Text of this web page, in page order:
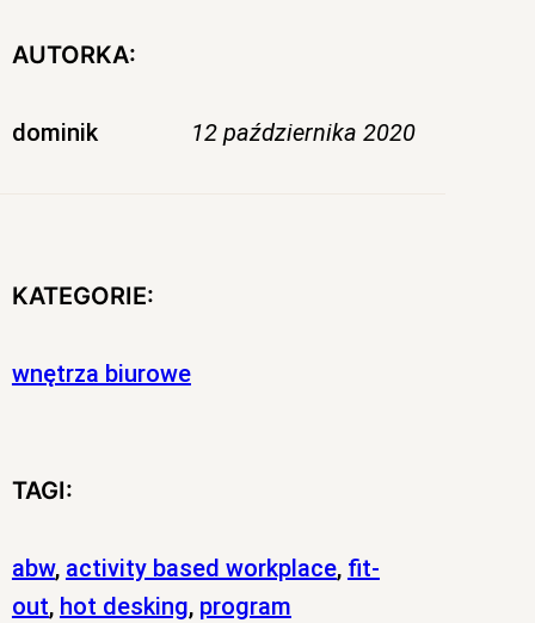
AUTORKA:
dominik 12 października 2020
KATEGORIE:
wnętrza biurowe
TAGI:
abw, activity based workplace, fit-
out, hot desking, program